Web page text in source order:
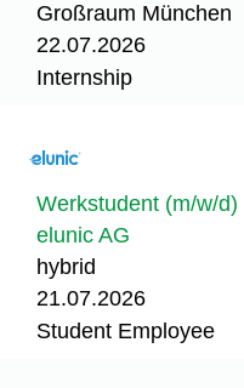
Großraum München
22.07.2026
Internship
Werkstudent (m/w/
elunic AG
hybrid
21.07.2026
Student Employee